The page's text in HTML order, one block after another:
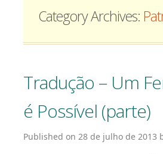
Category Archives:
Tradução – Um
é Possível (parte)
Published on 28 de julho de 2013